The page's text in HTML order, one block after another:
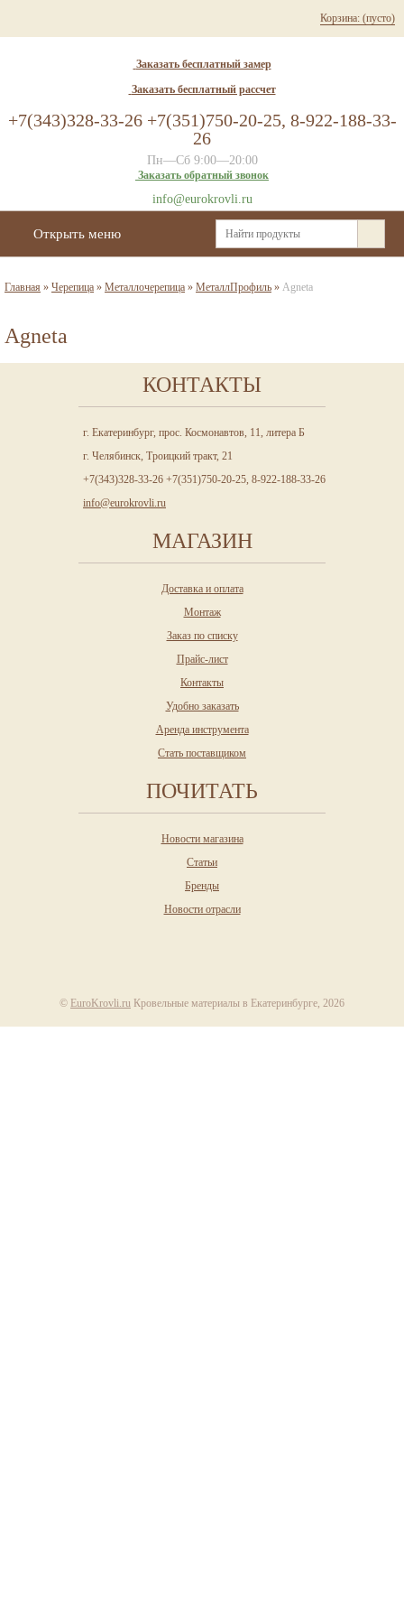
Корзина: (пусто)
Заказать бесплатный замер
Заказать бесплатный рассчет
+7(343)328-33-26 +7(351)750-20-25, 8-922-188-33-
26
Пн—Сб 9:00—20:00
Заказать обратный звонок
info@eurokrovli.ru
Открыть меню
Главная » Черепица » Металлочерепица » МеталлПрофиль » Agneta
Agneta
КОНТАКТЫ
г. Екатеринбург, прос. Космонавтов, 11, литера Б
г. Челябинск, Троицкий тракт, 21
+7(343)328-33-26 +7(351)750-20-25, 8-922-188-33-26
info@eurokrovli.ru
МАГАЗИН
Доставка и оплата
Монтаж
Заказ по списку
Прайс-лист
Контакты
Удобно заказать
Аренда инструмента
Стать поставщиком
ПОЧИТАТЬ
Новости магазина
Статьи
Бренды
Новости отрасли
© EuroKrovli.ru Кровельные материалы в Екатеринбурге, 2026